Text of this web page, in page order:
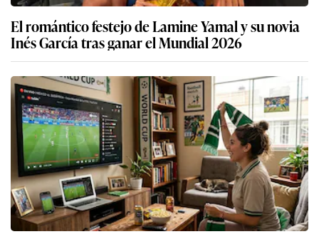
El romántico festejo de Lamine Yamal y su novia
Inés García tras ganar el Mundial 2026